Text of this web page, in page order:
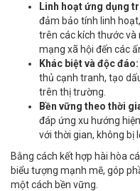
Linh hoạt ứng dụng
đảm bảo tính linh
trên các kích thước và
mạng xã hội đến các
Khác biệt và độc đáo:
thủ cạnh tranh, tạo
trên thị trường.
Bền vững theo thời
đáp ứng xu hướng
với thời gian, không bị
Bằng cách kết hợp hài hòa
biểu tượng mạnh mẽ, góp
một cách bền vững.